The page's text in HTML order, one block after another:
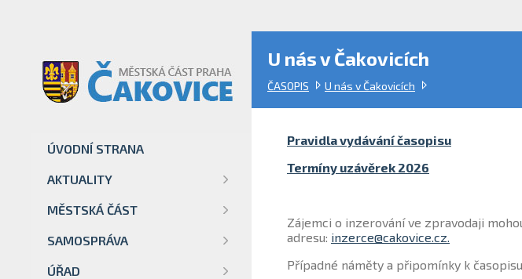
U nás v Čakovicích
ČASOPIS U nás v Čakovicích
ÚVODNÍ STRANA
AKTUALITY
MĚSTSKÁ ČÁST
SAMOSPRÁVA
ÚŘAD
Pravidla vydávání časopisu
Termíny uzávěrek 2026
Zájemci o inzerování ve zpravodaji
adresu: inzerce@cakovice.cz.
Případné náměty a připomínky k